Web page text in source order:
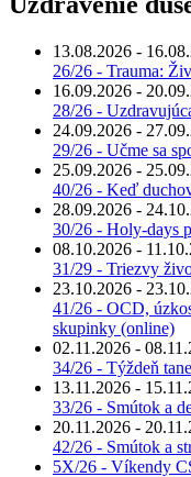
13.08.2026 -
26/26 - Trauma:
16.09.2026 -
28/26 -
24.09.2026 -
29/26 - Učme sa
25.09.2026 -
40/26 - Keď
28.09.2026 -
30/26 - Holy-days
08.10.2026 -
31/29 - Triezvy
23.10.2026 -
41/26 - OCD,
skupinky (online)
02.11.2026 -
34/26 - Týždeň
13.11.2026 -
33/26 - Smútok a
20.11.2026 -
42/26 - Smútok a
5X/26 - Víkendy